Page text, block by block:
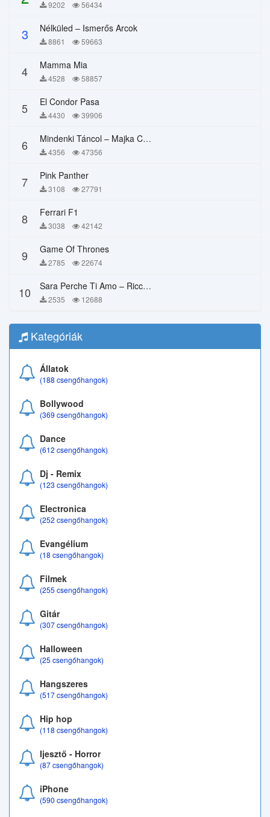
9202 56434
3 Nélküled – Ismerős Arcok
8861 59663
4 Mamma Mia
4528 58857
5 El Condor Pasa
4430 39906
6 Mindenki Táncol – Majka Curtis, Péter Majoros
4356 47356
7 Pink Panther
3108 27791
8 Ferrari F1
3038 42142
9 Game Of Thrones
2785 22674
10 Sara Perche Ti Amo – Ricchi E Poveri
2535 12688
Kategóriák
Állatok
(188 csengőhangok)
Bollywood
(369 csengőhangok)
Dance
(612 csengőhangok)
Dj - Remix
(123 csengőhangok)
Electronica
(252 csengőhangok)
Evangélium
(18 csengőhangok)
Filmek
(255 csengőhangok)
Gitár
(307 csengőhangok)
Halloween
(25 csengőhangok)
Hangszeres
(517 csengőhangok)
Hip hop
(118 csengőhangok)
Ijesztő - Horror
(87 csengőhangok)
iPhone
(590 csengőhangok)